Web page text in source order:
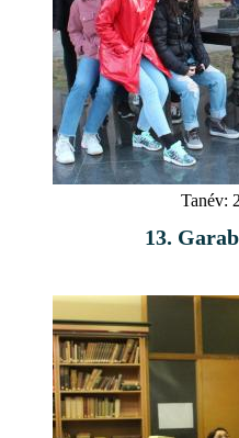
Tanév:
13.